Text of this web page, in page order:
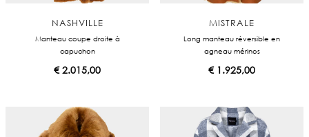
NASHVILLE
Manteau coupe droite à
capuchon
€2.015,00
MISTRALE
Long manteau réversible en
agneau mérinos
€1.925,00